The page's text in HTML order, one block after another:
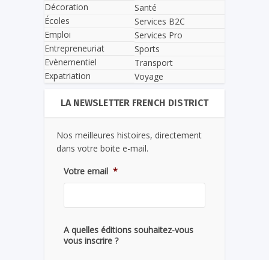
Décoration
Écoles
Emploi
Entrepreneuriat
Evènementiel
Expatriation
Santé
Services B2C
Services Pro
Sports
Transport
Voyage
LA NEWSLETTER FRENCH DISTRICT
Nos meilleures histoires, directement
dans votre boite e-mail.
Votre email *
A quelles éditions souhaitez-vous
vous inscrire ?